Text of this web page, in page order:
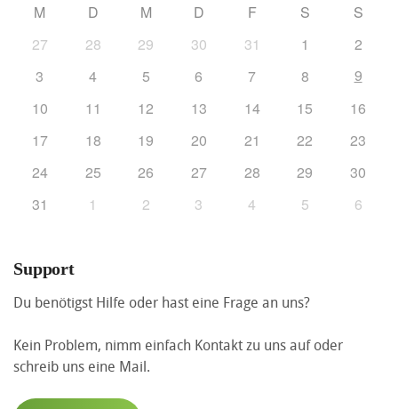
M D M D F S
S
27
28 29 30 31 1
2
3
4 5 6 7 8
9
10
11 12 13 14 15
16
17
18 19 20 21 22
23
24
25 26 27 28 29
30
31
1 2 3 4 5 6
Support
Du benötigst Hilfe oder hast eine Frage an uns?
Kein Problem, nimm einfach Kontakt zu uns auf oder
schreib uns eine Mail.